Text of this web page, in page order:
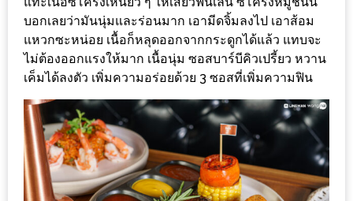
เข้า
ชม
มาก
ประจำ
ปี
2557
กิจกรรม
บอกเลยว่ามันนุ่มและร่อนมาก เอามีดจิ้มลงไป เอาส้อม
แหวกซะหน่อย เนื้อก็หลุดออกจากกระดูกได้แล้ว แทบจะ
ไม่ต้องออกแรงให้มาก เนื้อนุ่ม ซอสบาร์บีคิวเปรี้ยว หวาน
เค็มได้ลงตัว เพิ่มความอร่อยด้วย 3 ซอสที่เพิ่มความฟิน